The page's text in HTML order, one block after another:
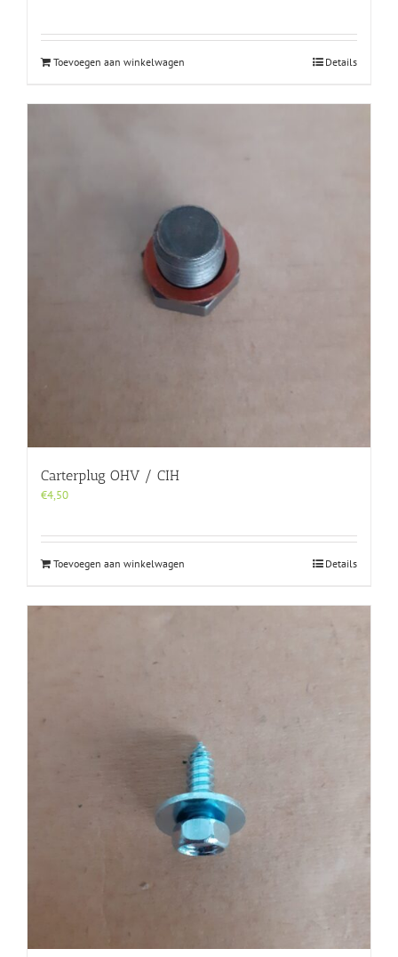
Toevoegen aan winkelwagen Details
Carterplug OHV / CIH
€4,50
Toevoegen aan winkelwagen Details